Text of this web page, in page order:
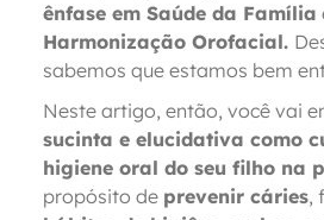
ênfase em Saúde da Família
Harmonização Orofacial.
sabemos que estamos bem
Neste artigo, então, você vai
sucinta e elucidativa como
higiene oral do seu filho na
propósito de prevenir cáries,